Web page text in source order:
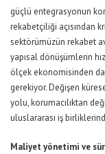
güçlü entegrasyonun
rekabetçiliği açısından
sektörümüzün rekabet
yapısal dönüşümlerin
ölçek ekonomisinden
gerekiyor. Değişen
yolu, korumacılıktan
uluslararası iş
Maliyet yönetimi ve